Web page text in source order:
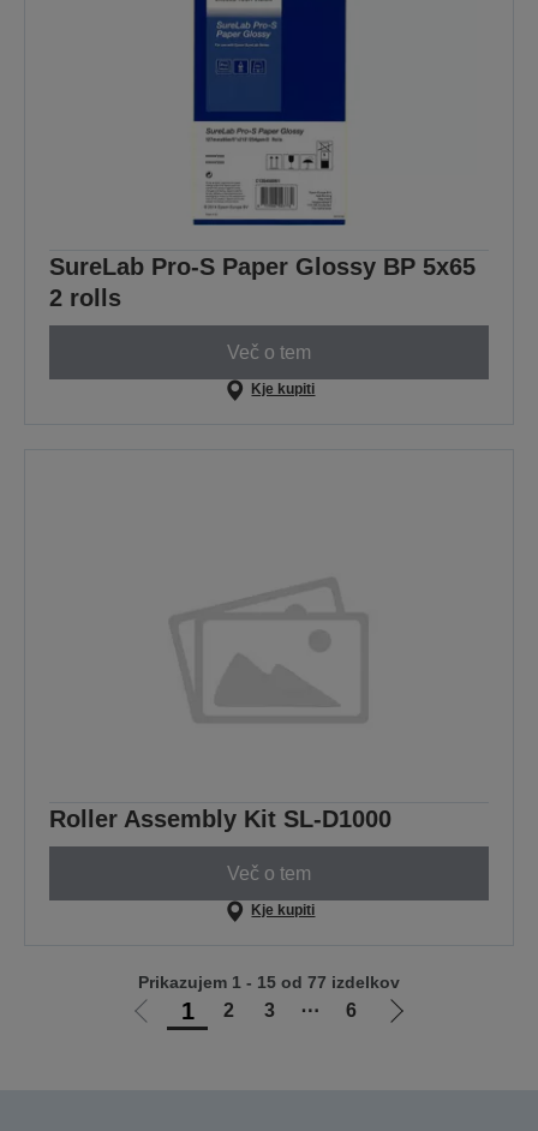
SureLab Pro-S Paper Glossy BP 5x65
2 rolls
Več o tem
Kje kupiti
Roller Assembly Kit SL-D1000
Več o tem
Kje kupiti
Pojdi1 2 3 ⋯ 6
Pojdi
Prikazujem 1 - 15 od 77 izdelkov